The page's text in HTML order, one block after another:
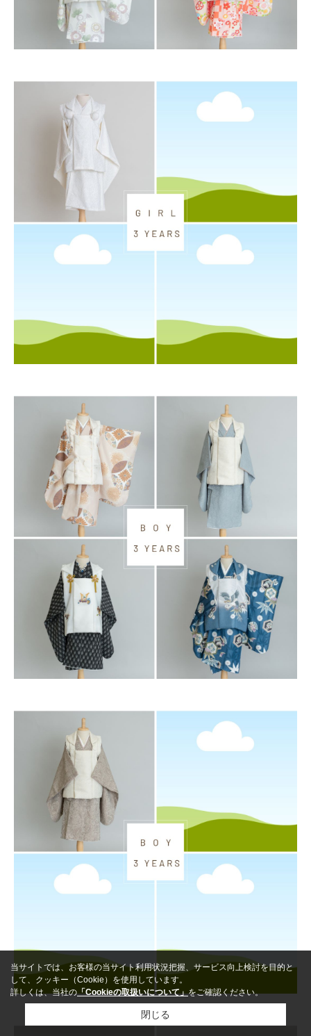
当サイトでは、お客様の当サイト利用状況把握、サービス向上検討を目的と
して、クッキー（Cookie）を使用しています。
詳しくは、当社の「Cookieの取扱いについて」をご確認ください。
閉じる